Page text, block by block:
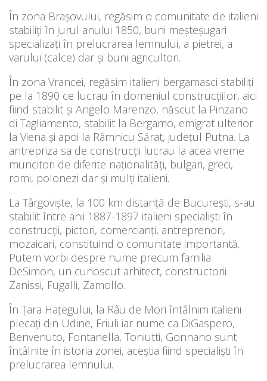
În zona Brașovului, regăsim o comunitate de italieni
stabiliți în jurul anului 1850, buni meșteșugari
specializați în prelucrarea lemnului, a pietrei, a
varului (calce) dar și buni agricultori.
În zona Vrancei, regăsim italieni bergamasci stabiliți
pe la 1890 ce lucrau în domeniul construcțiilor, aici
fiind stabilit și Angelo Marenzo, născut la Pinzano
di Tagliamento, stabilit la Bergamo, emigrat ulterior
la Viena și apoi la Râmnicu Sărat, județul Putna. La
antrepriza sa de construcții lucrau la acea vreme
muncitori de diferite naționalități, bulgari, greci,
romi, polonezi dar și mulți italieni.
La Târgoviște, la 100 km distanţă de București, s-au
stabilit între anii 1887-1897 italieni specialiști în
construcţii, pictori, comercianți, antreprenori,
mozaicari, constituind o comunitate importantă.
Putem vorbi despre nume precum familia
DeSimon, un cunoscut arhitect, constructorii
Zanissi, Fugalli, Zamollo.
În Țara Hațegului, la Râu de Mori întâlnim italieni
plecați din Udine, Friuli iar nume ca DiGaspero,
Benvenuto, Fontanella, Toniutti, Gonnano sunt
întâlnite în istoria zonei, aceștia fiind specialiști în
prelucrarea lemnului.